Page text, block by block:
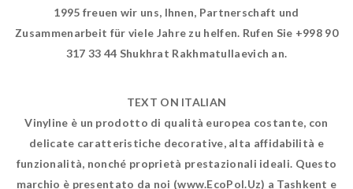
1995 freuen wir uns, Ihnen, Partnerschaft und
Zusammenarbeit für viele Jahre zu helfen. Rufen Sie +998 90
317 33 44 Shukhrat Rakhmatullaevich an.
TEXT ON ITALIAN
Vinyline è un prodotto di qualità europea costante, con
delicate caratteristiche decorative, alta affidabilità e
funzionalità, nonché proprietà prestazionali ideali. Questo
marchio è presentato da noi (www.EcoPol.Uz) a Tashkent e